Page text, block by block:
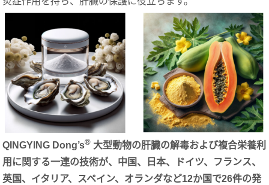
QINGYING Dong’s® 大型動物の肝臓の解毒および複合栄養利
用に関する一連の技術が、中国、日本、ドイツ、フランス、
英国、イタリア、スペイン、オランダなど12か国で26件の発